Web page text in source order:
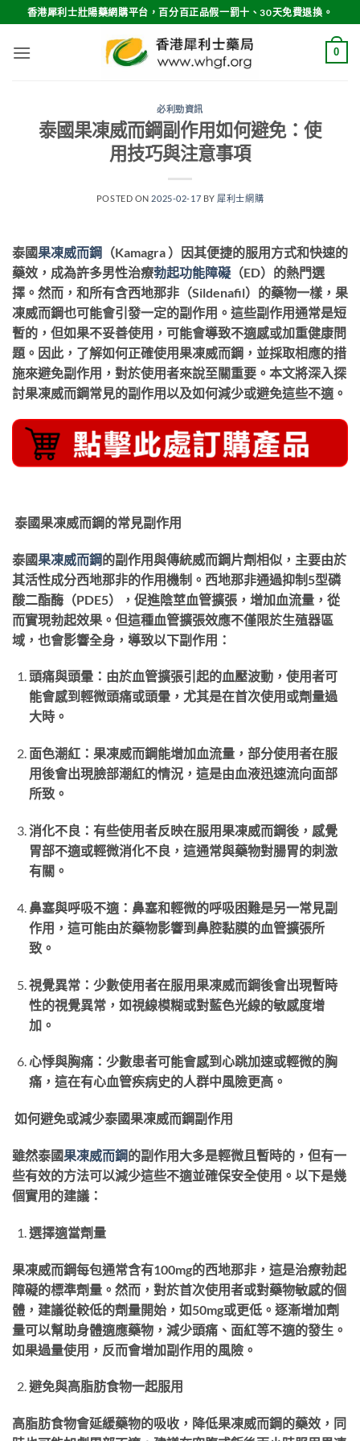
to
content
香港犀利士壯陽藥網購平台，百分百正品假一罰十、30天免費退換。
0
必利勁資訊
泰國果凍威而鋼副作用如何避免：使
用技巧與注意事項
POSTED ON 2025-02-17 BY 犀利士網購
泰國果凍威而鋼 （Kamagra ）因其便捷的服用方式和快速的
藥效，成為許多男性治療勃起功能障礙 （ED）的熱門選
擇。然而，和所有含西地那非（Sildenafil）的藥物一樣，果
凍威而鋼也可能會引發一定的副作用。這些副作用通常是短
暫的，但如果不妥善使用，可能會導致不適感或加重健康問
題。因此，了解如何正確使用果凍威而鋼，並採取相應的措
施來避免副作用，對於使用者來說至關重要。本文將深入探
討果凍威而鋼常見的副作用以及如何減少或避免這些不適。
泰國果凍威而鋼的常見副作用
泰國果凍威而鋼的副作用與傳統威而鋼片劑相似，主要由於
其活性成分西地那非的作用機制。西地那非通過抑制5型磷
酸二酯酶（PDE5），促進陰莖血管擴張，增加血流量，從
而實現勃起效果。但這種血管擴張效應不僅限於生殖器區
域，也會影響全身，導致以下副作用：
頭痛與頭暈：由於血管擴張引起的血壓波動，使用者可
能會感到輕微頭痛或頭暈，尤其是在首次使用或劑量過
大時。
面色潮紅：果凍威而鋼能增加血流量，部分使用者在服
用後會出現臉部潮紅的情況，這是由血液迅速流向面部
所致。
消化不良：有些使用者反映在服用果凍威而鋼後，感覺
胃部不適或輕微消化不良，這通常與藥物對腸胃的刺激
有關。
鼻塞與呼吸不適：鼻塞和輕微的呼吸困難是另一常見副
作用，這可能由於藥物影響到鼻腔黏膜的血管擴張所
致。
視覺異常：少數使用者在服用果凍威而鋼後會出現暫時
性的視覺異常，如視線模糊或對藍色光線的敏感度增
加。
心悸與胸痛：少數患者可能會感到心跳加速或輕微的胸
痛，這在有心血管疾病史的人群中風險更高。
如何避免或減少泰國果凍威而鋼副作用
雖然泰國果凍威而鋼的副作用大多是輕微且暫時的，但有一
些有效的方法可以減少這些不適並確保安全使用。以下是幾
個實用的建議：
選擇適當劑量
果凍威而鋼每包通常含有100mg的西地那非，這是治療勃起
障礙的標準劑量。然而，對於首次使用者或對藥物敏感的個
體，建議從較低的劑量開始，如50mg或更低。逐漸增加劑
量可以幫助身體適應藥物，減少頭痛、面紅等不適的發生。
如果過量使用，反而會增加副作用的風險。
避免與高脂肪食物一起服用
高脂肪食物會延緩藥物的吸收，降低果凍威而鋼的藥效，同